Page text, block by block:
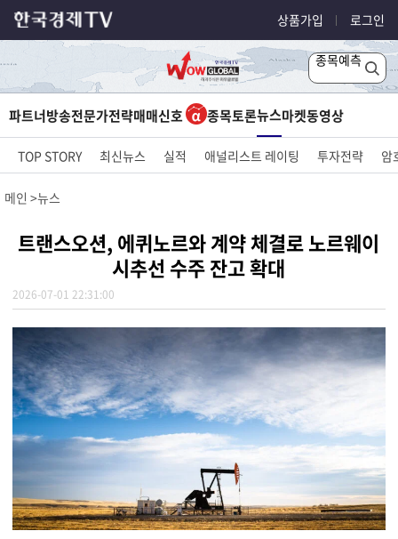
상품가입 로그인
종목예측
파트너방송전문가전략매매신호 종목토론뉴스마켓동영상
TOP STORY 최신뉴스 실적 애널리스트 레이팅 투자전략 암
메인 뉴스
트랜스오션, 에퀴노르와 계약 체결로 노르웨이
시추선 수주 잔고 확대
2026-07-01 22:31:00